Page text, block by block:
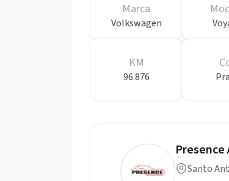
Marca
Volkswagen
KM
96.876
Santo